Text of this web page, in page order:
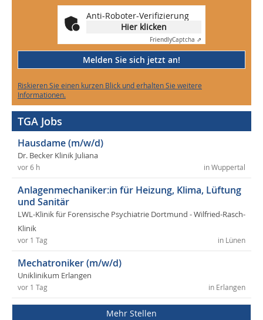
Anti-Roboter-Verifizierung
Hier klicken
FriendlyCaptcha ⇗
Melden Sie sich jetzt an!
Riskieren Sie einen kurzen Blick und erhalten Sie weitere
Informationen.
TGA Jobs
Hausdame (m/w/d)
Dr. Becker Klinik Juliana
in Wuppertal
vor 6 h
Anlagenmechaniker:in für Heizung, Klima, Lüftung
und Sanitär
LWL-Klinik für Forensische Psychiatrie Dortmund - Wilfried-Rasch-
Klinik
in Lünen
vor 1 Tag
Mechatroniker (m/w/d)
Uniklinikum Erlangen
in Erlangen
vor 1 Tag
Mehr Stellen